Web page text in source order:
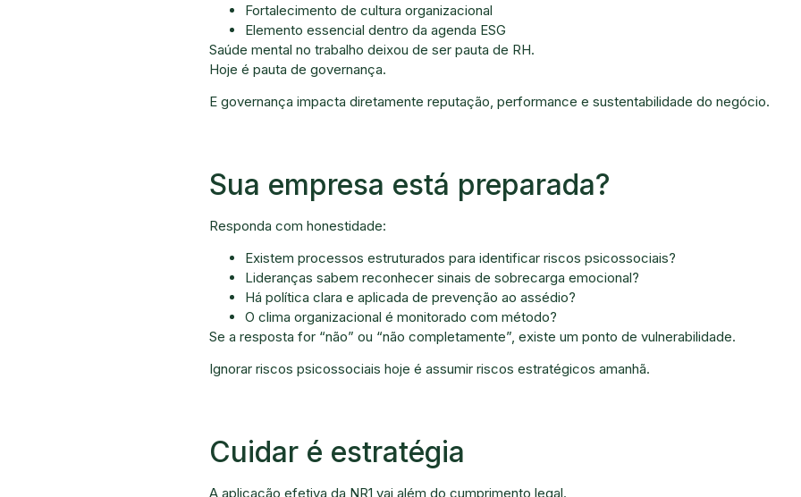
Fortalecimento de cultura organizacional
Elemento essencial dentro da agenda ESG
Saúde mental no trabalho deixou de ser pauta de RH.
Hoje é pauta de governança.
E governança impacta diretamente reputação, performance e sustentabilidade do negócio.
Sua empresa está preparada?
Responda com honestidade:
Existem processos estruturados para identificar riscos psicossociais?
Lideranças sabem reconhecer sinais de sobrecarga emocional?
Há política clara e aplicada de prevenção ao assédio?
O clima organizacional é monitorado com método?
Se a resposta for “não” ou “não completamente”, existe um ponto de vulnerabilidade.
Ignorar riscos psicossociais hoje é assumir riscos estratégicos amanhã.
Cuidar é estratégia
A aplicação efetiva da NR1 vai além do cumprimento legal.